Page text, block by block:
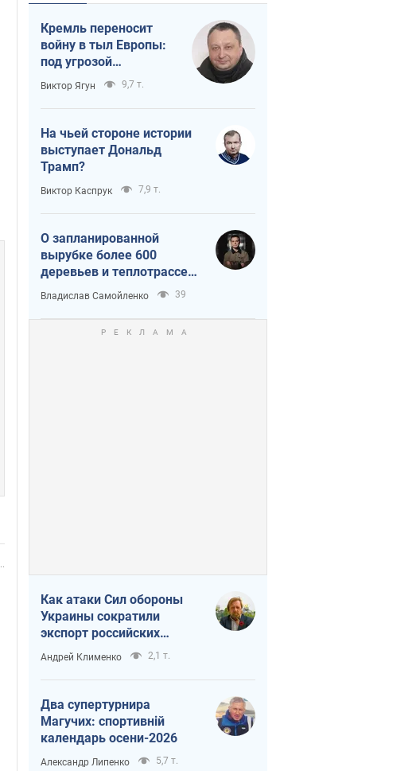
Кремль переносит
войну в тыл Европы:
под угрозой
критическая
логистика
Виктор Ягун 9,7 т.
На чьей стороне истории
выступает Дональд
Трамп?
Виктор Каспрук 7,9 т.
О запланированной
вырубке более 600
деревьев и теплотрассе:
что происходит на
Теремках в Киеве
Владислав Самойленко 39
Как атаки Сил обороны
Украины сократили
экспорт российских
нефтепродуктов
Андрей Клименко 2,1 т.
Два супертурнира
Магучих: спортивній
календарь осени-2026
Александр Липенко 5,7 т.